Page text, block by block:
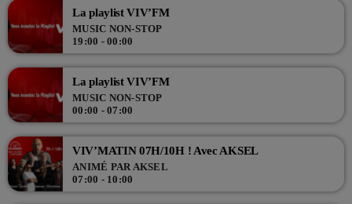
vous accompagnent de bonne humeur sur le retour de l'école ou du
taff tous les jours de la semaine. En compagnie de Damien, Lilian et
Anne-so, leur mission ? vous donner le sourire en fin de journée.
La playlist VIV’FM
MUSIC NON-STOP
19:00 - 00:00
La playlist VIV’FM
MUSIC NON-STOP
00:00 - 07:00
VIV’MATIN 07H/10H ! Avec AKSEL
ANIMÉ PAR AKSEL
07:00 - 10:00